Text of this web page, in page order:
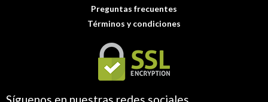
Preguntas frecuentes
Términos y condiciones